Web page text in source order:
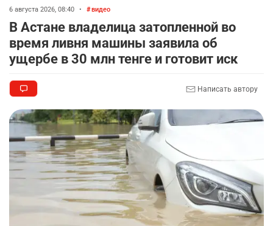
8 🤝 Токаев принял главу холдинга "Байтерек"
9
2517 5 17
10
🗣 620 человек освободили из колоний по
амнистии
2392 3 20
6 августа 2026, 08:40 • видео
В Астане владелица затопленной во
время ливня машины заявила об
ущербе в 30 млн тенге и готовит иск
Написать автору